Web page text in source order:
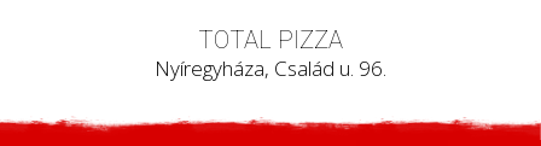
TOTAL PIZZA
Nyíregyháza, Család u. 96.